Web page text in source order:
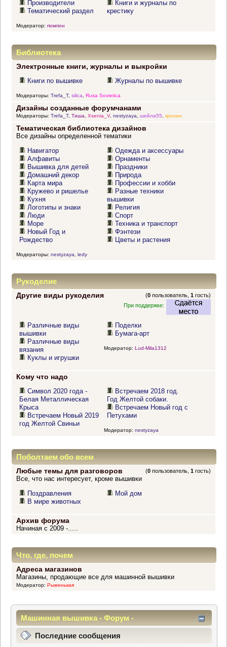
Производители
Тематический раздел
Книги и журналы по
крестику
Модератор: помпон
Библиотека
Электронные книги, журналы и выкройки
Книги по вышивке Журналы по вышивке
Модераторы: Trefa_T, silica Rusa Sovietica
Дизайны созданные форумчанами
Модераторы: Trefa_T, Тиша, Xsenia_V, nestyzaya, шейла55, крохин
Тематическая библиотека дизайнов
Все дизайны определенной тематики
Навигатор
Алфавиты
Вышивка для детей
Домашний декор
Карта мира
Кружево и ришелье
Кухня
Логотипы и знаки
Люди
Море
Новый Год и
Рождество
Одежда и аксессуары
Орнаменты
Праздники
Природа
Профессии и хобби
Разные техники
вышивки
Религия
Спорт
Техника и транспорт
Фэнтези
Цветы и растения
Модераторы: nestyzaya ledy
Рукоделие
Другие виды рукоделия (0 пользователь,1 гость)
При поддержке:
Различные виды
вышивки
Различные виды
вязания
Куклы и игрушки
Поделки
Бумага-арт
Модератор: Lud-Mila1312
Кому что надо
Символ 2020 года -
Белая Металлическая
Крыса
Встречаем Новый 2019
год Желтой Свиньи
Встречаем 2018 год.
Год Желтой собаки.
Встречаем Новый год с
Петухами
Модератор: nestyzaya
Поболтаем обо всем
Любые темы для разговоров (0 пользователь,1 гость)
Все, что нас интересует, кроме вышивки
Поздравления
В мире животных
Мой дом
Архив форума
Начиная с 2009 -.....
Что, где, почем
Адреса магазинов
Магазины, продающие все для машинной вышивки
Модератор: Рыженькая
Машинная вышивка - Форум -
Информационный центр
Последние сообщения